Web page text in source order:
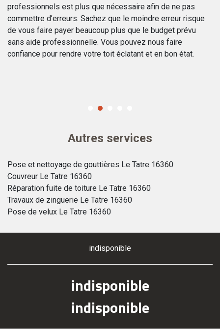
professionnels est plus que nécessaire afin de ne pas
commettre d’erreurs. Sachez que le moindre erreur risque
de vous faire payer beaucoup plus que le budget prévu
sans aide professionnelle. Vous pouvez nous faire
confiance pour rendre votre toit éclatant et en bon état.
Autres services
Pose et nettoyage de gouttières Le Tatre 16360
Couvreur Le Tatre 16360
Réparation fuite de toiture Le Tatre 16360
Travaux de zinguerie Le Tatre 16360
Pose de velux Le Tatre 16360
indisponible
indisponible
indisponible